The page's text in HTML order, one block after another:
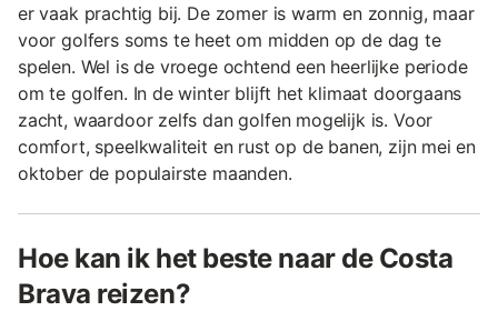
er vaak prachtig bij. De zomer is warm en zonnig, maar
voor golfers soms te heet om midden op de dag te
spelen. Wel is de vroege ochtend een heerlijke periode
om te golfen. In de winter blijft het klimaat doorgaans
zacht, waardoor zelfs dan golfen mogelijk is. Voor
comfort, speelkwaliteit en rust op de banen, zijn mei en
oktober de populairste maanden.
Hoe kan ik het beste naar de Costa
Brava reizen?